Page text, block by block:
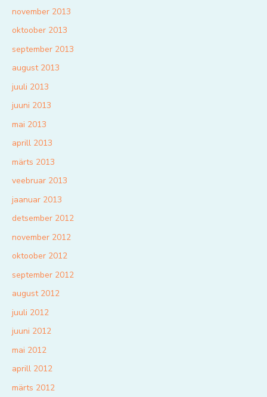
november 2013
oktoober 2013
september 2013
august 2013
juuli 2013
juuni 2013
mai 2013
aprill 2013
märts 2013
veebruar 2013
jaanuar 2013
detsember 2012
november 2012
oktoober 2012
september 2012
august 2012
juuli 2012
juuni 2012
mai 2012
aprill 2012
märts 2012